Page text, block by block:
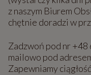
z naszym Biurem
chętnie doradzi w
Zadzwoń pod nr +48
mailowo pod
Zapewniamy